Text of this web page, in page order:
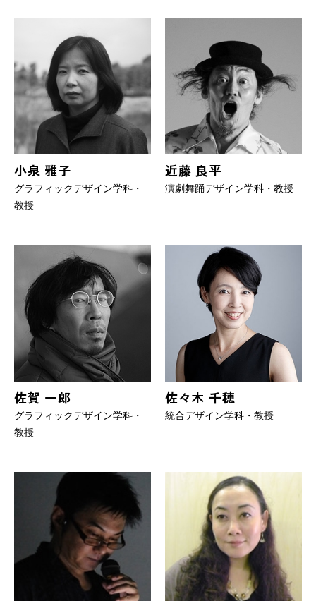
小泉 雅子
グラフィックデザイン学科・
教授
近藤 良平
演劇舞踊デザイン学科・教授
佐賀 一郎
グラフィックデザイン学科・
教授
佐々木 千穂
統合デザイン学科・教授